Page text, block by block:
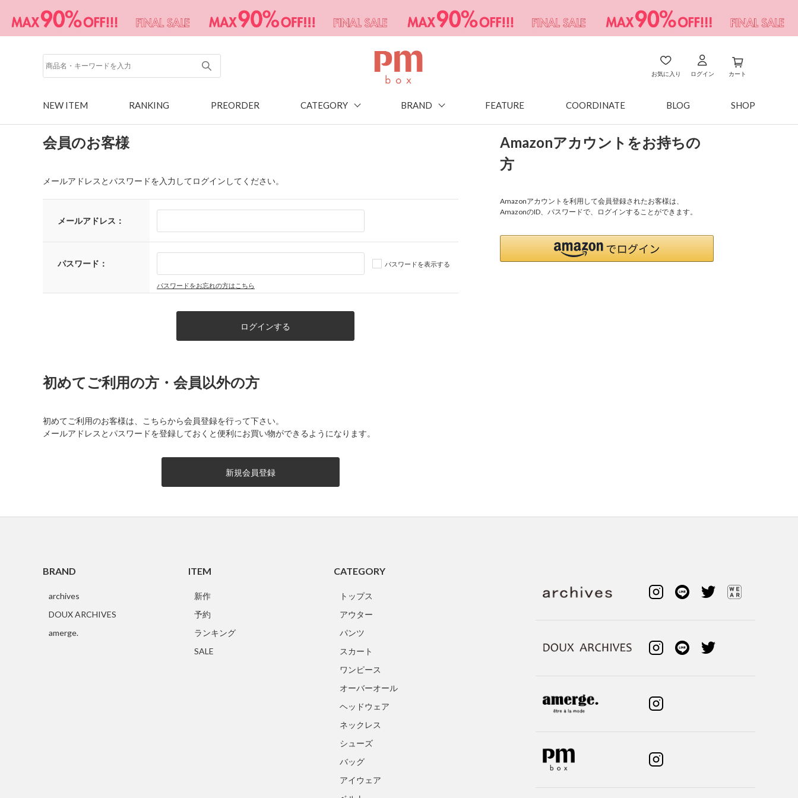
お気に入り ログイン カート
NEW ITEM RANKING PREORDER CATEGORY BRAND FEATURE COORDINATE BLOG SHOP
会員のお客様
メールアドレスとパスワードを入力してログインしてください。
メールアドレス：
パスワード： パスワードを表示する
パスワードをお忘れの方はこちら
Amazonアカウントをお持ちの
方
Amazonアカウントを利用して会員登録されたお客様は、
AmazonのID、パスワードで、ログインすることができます。
初めてご利用の方・会員以外の方
初めてご利用のお客様は、こちらから会員登録を行って下さい。
メールアドレスとパスワードを登録しておくと便利にお買い物ができるようになります。
BRAND
archives
DOUX ARCHIVES
amerge.
ITEM
新作
予約
ランキング
SALE
CATEGORY
トップス
アウター
パンツ
スカート
ワンピース
オーバーオール
ヘッドウェア
ネックレス
シューズ
バッグ
アイウェア